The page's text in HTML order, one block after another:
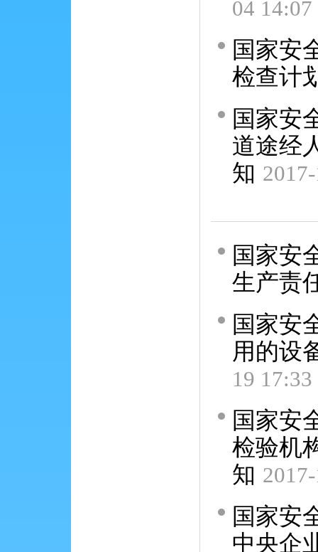
04 14:07
国家安
检查计
国家安
道途经
知
国家安
生产责
国家安
用的设
19 17:33
国家安
检验机
知
国家安
中央企